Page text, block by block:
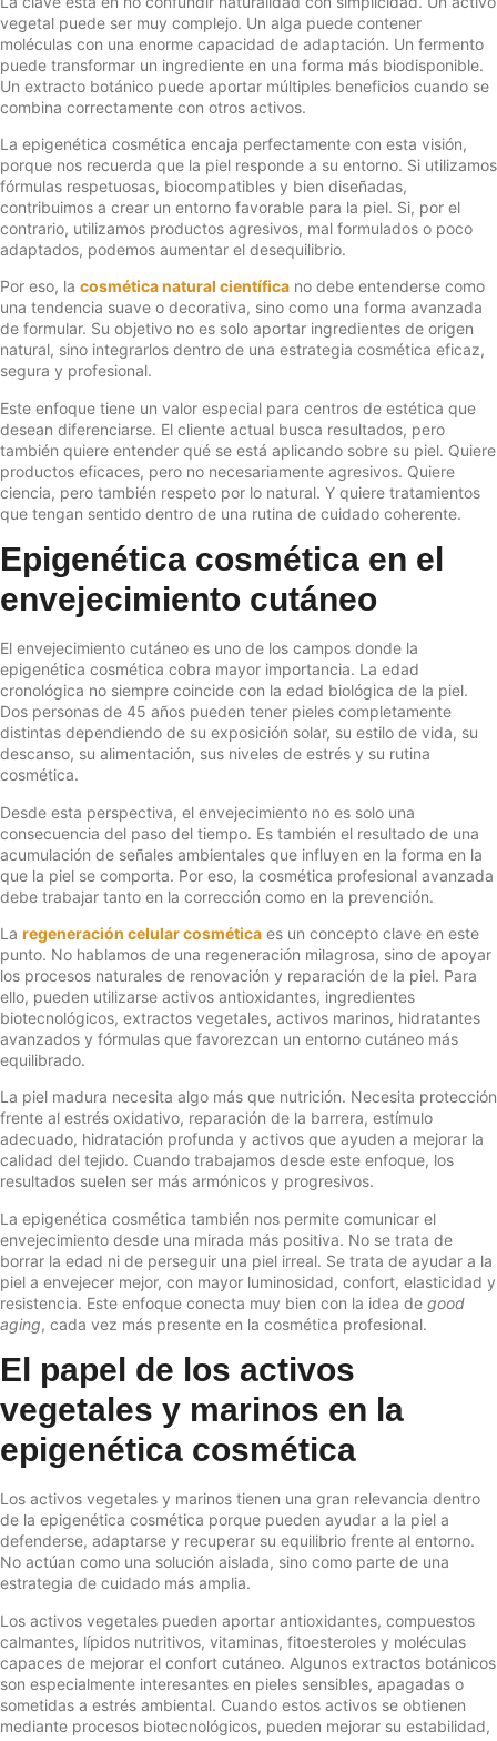
vegetal puede ser muy complejo. Un alga puede contener
moléculas con una enorme capacidad de adaptación. Un fermento
puede transformar un ingrediente en una forma más biodisponible.
Un extracto botánico puede aportar múltiples beneficios cuando se
combina correctamente con otros activos.
La epigenética cosmética encaja perfectamente con esta visión,
porque nos recuerda que la piel responde a su entorno. Si utilizamos
fórmulas respetuosas, biocompatibles y bien diseñadas,
contribuimos a crear un entorno favorable para la piel. Si, por el
contrario, utilizamos productos agresivos, mal formulados o poco
adaptados, podemos aumentar el desequilibrio.
Por eso, la cosmética natural científica no debe entenderse como
una tendencia suave o decorativa, sino como una forma avanzada
de formular. Su objetivo no es solo aportar ingredientes de origen
natural, sino integrarlos dentro de una estrategia cosmética eficaz,
segura y profesional.
Este enfoque tiene un valor especial para centros de estética que
desean diferenciarse. El cliente actual busca resultados, pero
también quiere entender qué se está aplicando sobre su piel. Quiere
productos eficaces, pero no necesariamente agresivos. Quiere
ciencia, pero también respeto por lo natural. Y quiere tratamientos
que tengan sentido dentro de una rutina de cuidado coherente.
Epigenética cosmética en el
envejecimiento cutáneo
El envejecimiento cutáneo es uno de los campos donde la
epigenética cosmética cobra mayor importancia. La edad
cronológica no siempre coincide con la edad biológica de la piel.
Dos personas de 45 años pueden tener pieles completamente
distintas dependiendo de su exposición solar, su estilo de vida, su
descanso, su alimentación, sus niveles de estrés y su rutina
cosmética.
Desde esta perspectiva, el envejecimiento no es solo una
consecuencia del paso del tiempo. Es también el resultado de una
acumulación de señales ambientales que influyen en la forma en la
que la piel se comporta. Por eso, la cosmética profesional avanzada
debe trabajar tanto en la corrección como en la prevención.
La regeneración celular cosmética es un concepto clave en este
punto. No hablamos de una regeneración milagrosa, sino de apoyar
los procesos naturales de renovación y reparación de la piel. Para
ello, pueden utilizarse activos antioxidantes, ingredientes
biotecnológicos, extractos vegetales, activos marinos, hidratantes
avanzados y fórmulas que favorezcan un entorno cutáneo más
equilibrado.
La piel madura necesita algo más que nutrición. Necesita protección
frente al estrés oxidativo, reparación de la barrera, estímulo
adecuado, hidratación profunda y activos que ayuden a mejorar la
calidad del tejido. Cuando trabajamos desde este enfoque, los
resultados suelen ser más armónicos y progresivos.
La epigenética cosmética también nos permite comunicar el
envejecimiento desde una mirada más positiva. No se trata de
borrar la edad ni de perseguir una piel irreal. Se trata de ayudar a la
piel a envejecer mejor, con mayor luminosidad, confort, elasticidad y
resistencia. Este enfoque conecta muy bien con la idea de good
aging, cada vez más presente en la cosmética profesional.
El papel de los activos
vegetales y marinos en la
epigenética cosmética
Los activos vegetales y marinos tienen una gran relevancia dentro
de la epigenética cosmética porque pueden ayudar a la piel a
defenderse, adaptarse y recuperar su equilibrio frente al entorno.
No actúan como una solución aislada, sino como parte de una
estrategia de cuidado más amplia.
Los activos vegetales pueden aportar antioxidantes, compuestos
calmantes, lípidos nutritivos, vitaminas, fitoesteroles y moléculas
capaces de mejorar el confort cutáneo. Algunos extractos botánicos
son especialmente interesantes en pieles sensibles, apagadas o
sometidas a estrés ambiental. Cuando estos activos se obtienen
mediante procesos biotecnológicos, pueden mejorar su estabilidad,